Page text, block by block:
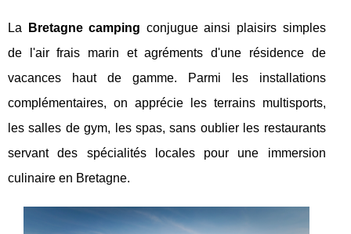
La Bretagne camping conjugue ainsi plaisirs simples
de l'air frais marin et agréments d'une résidence de
vacances haut de gamme. Parmi les installations
complémentaires, on apprécie les terrains multisports,
les salles de gym, les spas, sans oublier les restaurants
servant des spécialités locales pour une immersion
culinaire en Bretagne.